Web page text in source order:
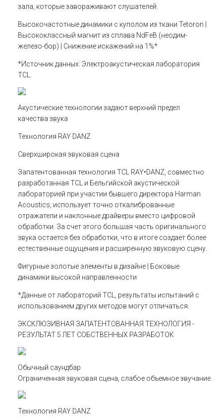
зала, которые завораживают слушателей.
Высокочастотные динамики с куполом из ткани Tetoron |
Высококлассный магнит из сплава NdFeB (неодим-
железо-бор) | Снижение искажений на 1%*
*Источник данных: Электроакустическая лаборатория
TCL.
Акустические технологии задают верхний предел
качества звука
Технология RAY·DANZ
Сверхширокая звуковая сцена
Запатентованная технология TCL RAY•DANZ, совместно
разработанная TCL и Бельгийской акустической
лабораторией при участии бывшего директора Harman
Acoustics, использует точно откалиброванные
отражатели и наклонные драйверы вместо цифровой
обработки. За счет этого большая часть оригинального
звука остается без обработки, что в итоге создает более
естественные ощущения и расширенную звуковую сцену.
Фигурные золотые элементы в дизайне | Боковые
динамики высокой направленности
*Данные от лабораторий TCL, результаты испытаний с
использованием других методов могут отличаться.
ЭКСКЛЮЗИВНАЯ ЗАПАТЕНТОВАННАЯ ТЕХНОЛОГИЯ -
РЕЗУЛЬТАТ 5 ЛЕТ СОБСТВЕННЫХ РАЗРАБОТОК
Обычный саундбар
Ограниченная звуковая сцена, слабое объемное звучание
Технология RAY·DANZ